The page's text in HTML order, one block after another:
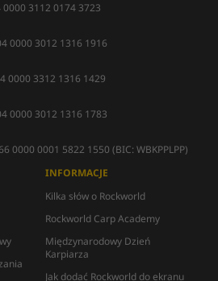
0000 3112 0174 3723
0000 3012 1316 1916
0000 3312 1316 1429
0000 3012 1316 1783
0000 0001 5822 1550 (BIC: WBKPPLPP)
INFORMACJE
Kilka słów o Rockworld
Rockworld Carp Academy
Międzynarodowy Dzień
Karpiarza
Jak dodać Rockworld do ekranu